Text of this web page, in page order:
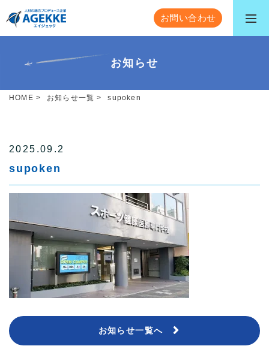
お問い合わせ
お知らせ
HOME > お知らせ一覧 > supoken
2025.09.2
supoken
お知らせ一覧へ